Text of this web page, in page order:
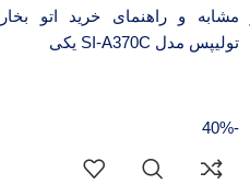
مشابه و راهنمای خرید اتو بخار
تولیپس مدل SI-A370C یکی
-40%